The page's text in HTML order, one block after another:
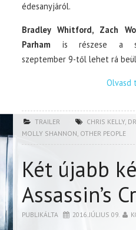
édesanyjáról.
Bradley Whitford, Zach
Parham is részese a
szeptember 9-től lehet rá
Olvasd
TRAILER CHRIS KELLY,
MOLLY SHANNON, OTHER PEOPLE
Két újabb
Assassin’s
PUBLIKÁLTA 2016. JÚLIUS 09.